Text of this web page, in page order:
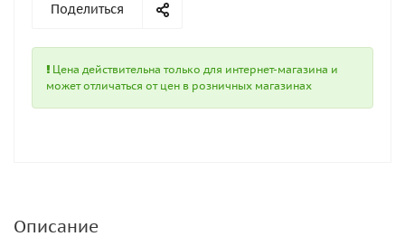
Поделиться
Цена действительна только для интернет-магазина и
может отличаться от цен в розничных магазинах
Описание